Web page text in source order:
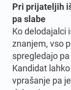
Pri prijateljih
pa slabe
Ko delodajalci
znanjem, vso
spregledajo
Kandidat
vprašanje pa